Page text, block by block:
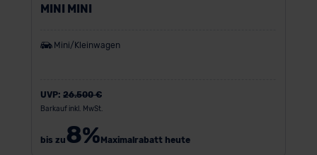
MINI MINI
Mini/Kleinwagen
UVP: 26.500 €
Barkauf inkl. MwSt.
bis zu8% Maximalrabatt heute